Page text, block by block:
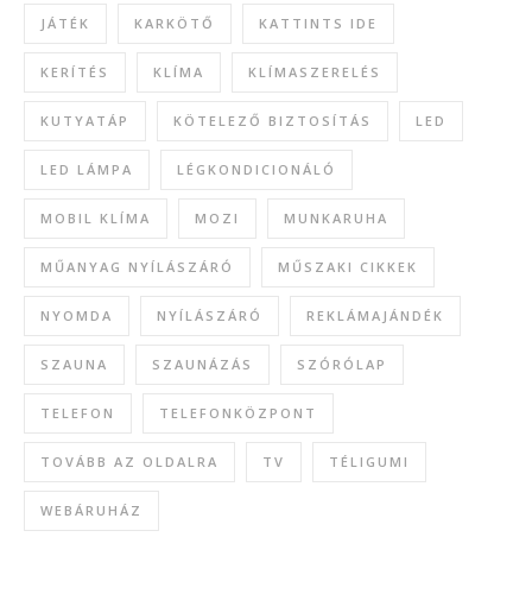
JÁTÉK KARKÖTŐ KATTINTS IDE
KERÍTÉS KLÍMA KLÍMASZERELÉS
KUTYATÁP KÖTELEZŐ BIZTOSÍTÁS LED
LED LÁMPA LÉGKONDICIONÁLÓ
MOBIL KLÍMA MOZI MUNKARUHA
MŰANYAG NYÍLÁSZÁRÓ MŰSZAKI CIKKEK
NYOMDA NYÍLÁSZÁRÓ REKLÁMAJÁNDÉK
SZAUNA SZAUNÁZÁS SZÓRÓLAP
TELEFON TELEFONKÖZPONT
TOVÁBB AZ OLDALRA TV TÉLIGUMI
WEBÁRUHÁZ